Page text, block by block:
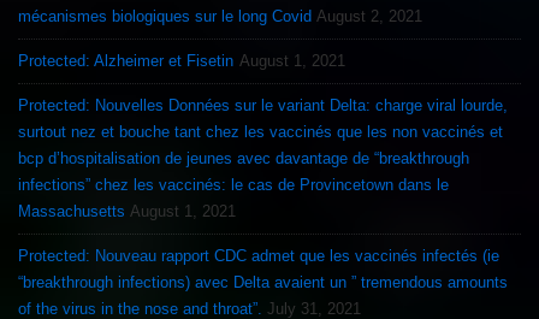
mécanismes biologiques sur le long Covid August 2, 2021
Protected: Alzheimer et Fisetin August 1, 2021
Protected: Nouvelles Données sur le variant Delta: charge viral lourde,
surtout nez et bouche tant chez les vaccinés que les non vaccinés et
bcp d’hospitalisation de jeunes avec davantage de “breakthrough
infections” chez les vaccinés: le cas de Provincetown dans le
Massachusetts August 1, 2021
Protected: Nouveau rapport CDC admet que les vaccinés infectés (ie
“breakthrough infections) avec Delta avaient un ” tremendous amounts
of the virus in the nose and throat”. July 31, 2021